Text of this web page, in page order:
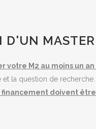
votre M2 au moins un
la question de
doivent